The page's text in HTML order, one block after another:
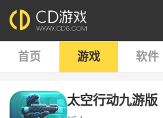
首页 游戏 软件
太空行动九游版